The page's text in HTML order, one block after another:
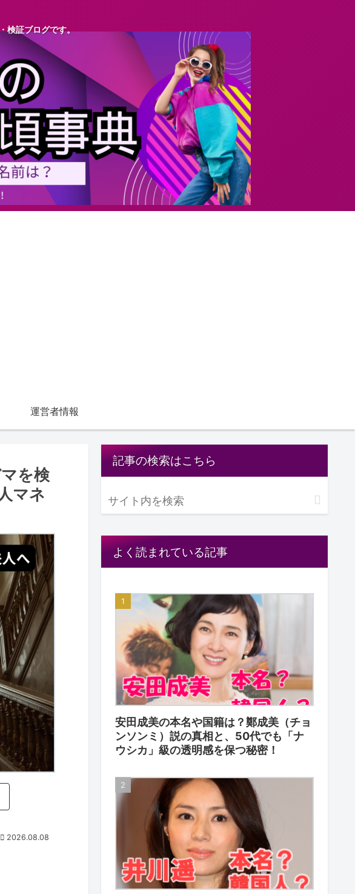
検証ブログです。
運営者情報
を検
マネ
2026.08.08
記事の検索はこちら
よく読まれている記事
安田成美の本名や国籍は？鄭成美（チョ
ンソンミ）説の真相と、50代でも「ナ
ウシカ」級の透明感を保つ秘密！